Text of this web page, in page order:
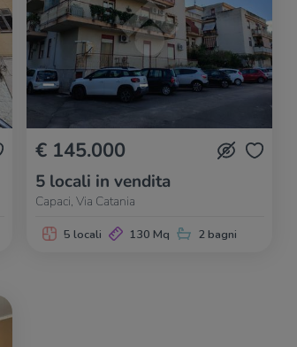
€ 145.000
5 locali in vendita
Capaci, Via Catania
5 locali 130 Mq 2 bagni